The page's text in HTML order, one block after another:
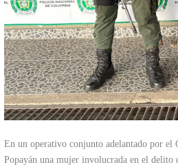
En un operativo conjunto adelantado por
Popayán una mujer involucrada en el delito